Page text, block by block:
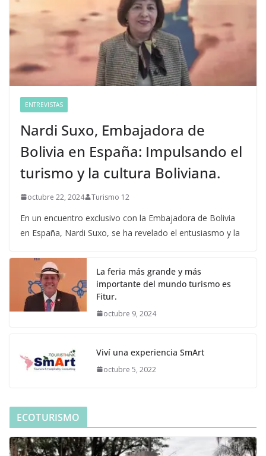
ENTREVISTAS
Nardi Suxo, Embajadora de
Bolivia en España: Impulsando el
turismo y la cultura Boliviana.
octubre 22, 2024 Turismo 12
En un encuentro exclusivo con la Embajadora de Bolivia
en España, Nardi Suxo, se ha revelado el entusiasmo y la
La feria más grande y más
importante del mundo turismo es
Fitur.
octubre 9, 2024
Viví una experiencia SmArt
octubre 5, 2022
ECOTURISMO